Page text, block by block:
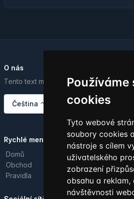
Používáme
cookies
Tyto webové
soubory cookies
nástroje s cílem
uživatelského
zobrazení
obsahu a reklam,
návštěvnosti
O nás
Tento text můžete upravit v ovládacím
Čeština
Rychlé menu
Domů
Obchod
Pravidla